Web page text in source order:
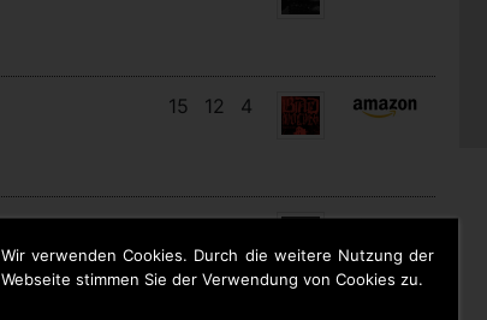
Wir verwenden Cookies. Durch die weitere Nutzung der
Webseite stimmen Sie der Verwendung von Cookies zu.
15 12 4
11 7 4